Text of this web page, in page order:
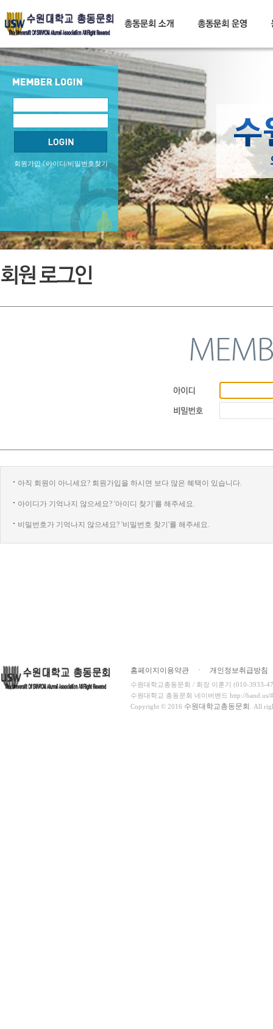
회원가입| 아이디/비밀번호찾기
아직 회원이 아니세요? 회원가입을 하시면 보다 많은 혜택이 있습니다.
아이디가 기억나지 않으세요? '아이디 찾기'를 해주세요.
비밀번호가 기억나지 않으세요? '비밀번호 찾기'를 해주세요.
홈페이지이용약관 ㆍ 개인정보취급방침
수원대학교총동문회 / 회장 이훈기 (010-3933-
수원대학교 총동문회 네이버밴드 http://band.us/
Copyright © 2016 수원대학교총동문회 . All